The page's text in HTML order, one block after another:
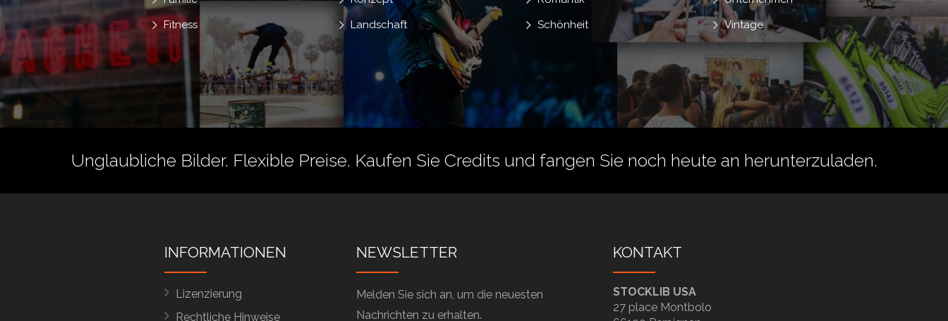
Fitness
Landschaft
Schönheit
Vintage
Unglaubliche Bilder. Flexible Preise. Kaufen Sie Credits und fangen Sie noch heute an herunterzuladen.
INFORMATIONEN
Lizenzierung
Rechtliche Hinweise
NEWSLETTER
Melden Sie sich an, um die neuesten
Nachrichten zu erhalten.
KONTAKT
STOCKLIB USA
27 place Montbolo